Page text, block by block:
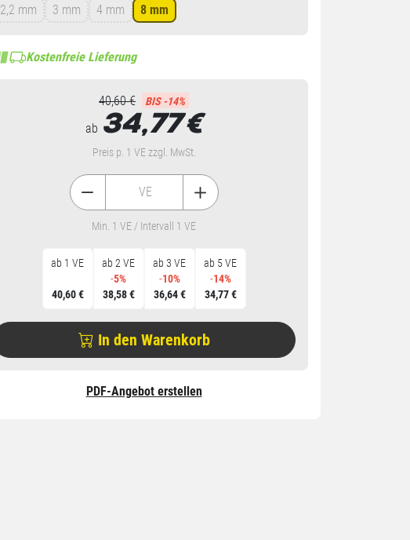
2,2 mm 3 mm 4 mm 8 mm
Kostenfreie Lieferung
40,60 € BIS -14%
ab 34,77€
Preis p. 1 VE zzgl. MwSt.
ab 1 VE
40,60 €
ab 2 VE
-5%
38,58 €
ab 3 VE
-10%
36,64 €
ab 5 VE
-14%
34,77 €
VE
Min. 1 VE / Intervall 1 VE
In den Warenkorb
PDF-Angebot erstellen